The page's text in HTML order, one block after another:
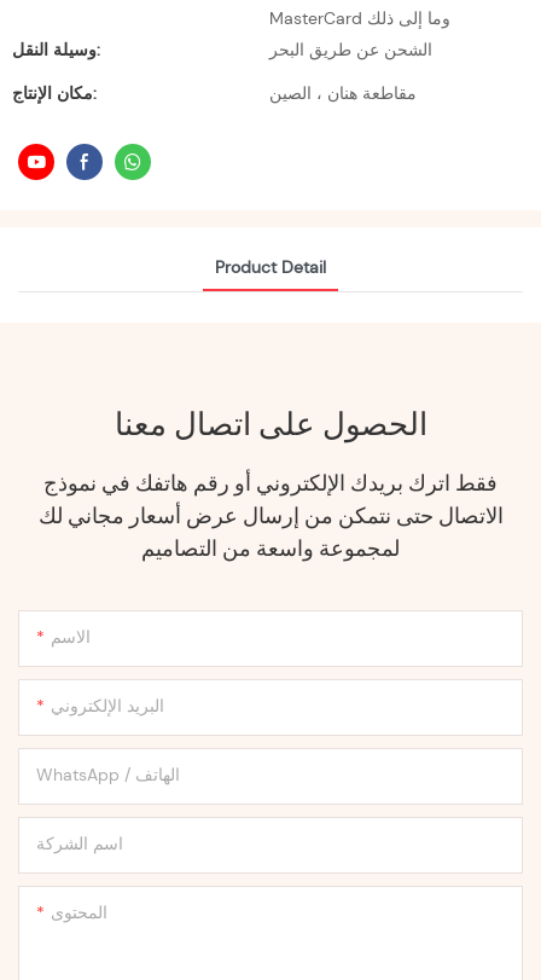
MasterCard وما إلى ذلك
وسيلة النقل:
الشحن عن طريق البحر
مكان الإنتاج:
مقاطعة هنان ، الصين
Product Detail
الحصول على اتصال معنا
فقط اترك بريدك الإلكتروني أو رقم هاتفك في نموذج
الاتصال حتى نتمكن من إرسال عرض أسعار مجاني لك
لمجموعة واسعة من التصاميم
الاسم
البريد الإلكتروني
WhatsApp / الهاتف
اسم الشركة
المحتوى